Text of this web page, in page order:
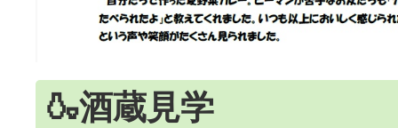
🍶酒蔵見学